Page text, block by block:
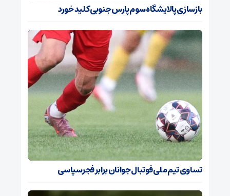
بازسازی پالایشگاه سوم پارس جنوبی کلید خورد
تساوی تیم ملی فوتبال جوانان برابر فجرسپاسی